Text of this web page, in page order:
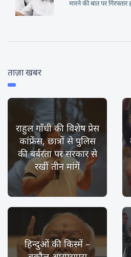
मारने की बात पर
ताज़ा खबर
राहुल गाँधी की विशेष प्रेस
कांफ्रेंस, छात्रों से पुलिस
की बर्बरता पर सरकार से
रखीं तीन मांगें
हिन्दुओं की किस्में –